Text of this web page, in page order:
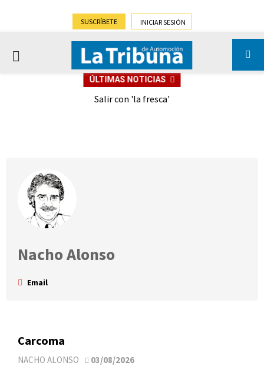
SUSCRÍBETE INICIAR SESIÓN
PRIMARY
ÚLTIMAS NOTICIAS
Salir con 'la fresca'
Nacho Alonso
Email
Carcoma
NACHO ALONSO 03/08/2026